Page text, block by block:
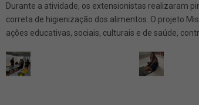
Durante a atividade, os extensionistas realizaram
correta de higienização dos alimentos. O projeto
ações educativas, sociais, culturais e de saúde,